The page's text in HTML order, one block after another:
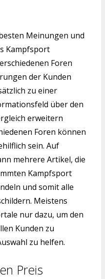
Meinungen und
Kampfsport
Foren
der Kunden
zu einer
über den
erweitern
Foren können
sein. Auf
mehrere Artikel, die
Kampfsport
und somit alle
Meistens
nur dazu, um den
Kunden zu
zu helfen.
Preis